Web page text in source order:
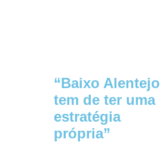
“Baixo Alentejo
tem de ter uma
estratégia
própria”